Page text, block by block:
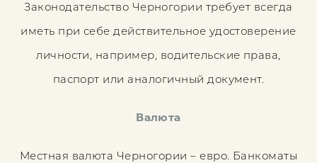
Законодательство Черногории требует всегда
иметь при себе действительное удостоверение
личности, например, водительские права,
паспорт или аналогичный документ.
Валюта
Местная валюта Черногории – евро. Банкоматы